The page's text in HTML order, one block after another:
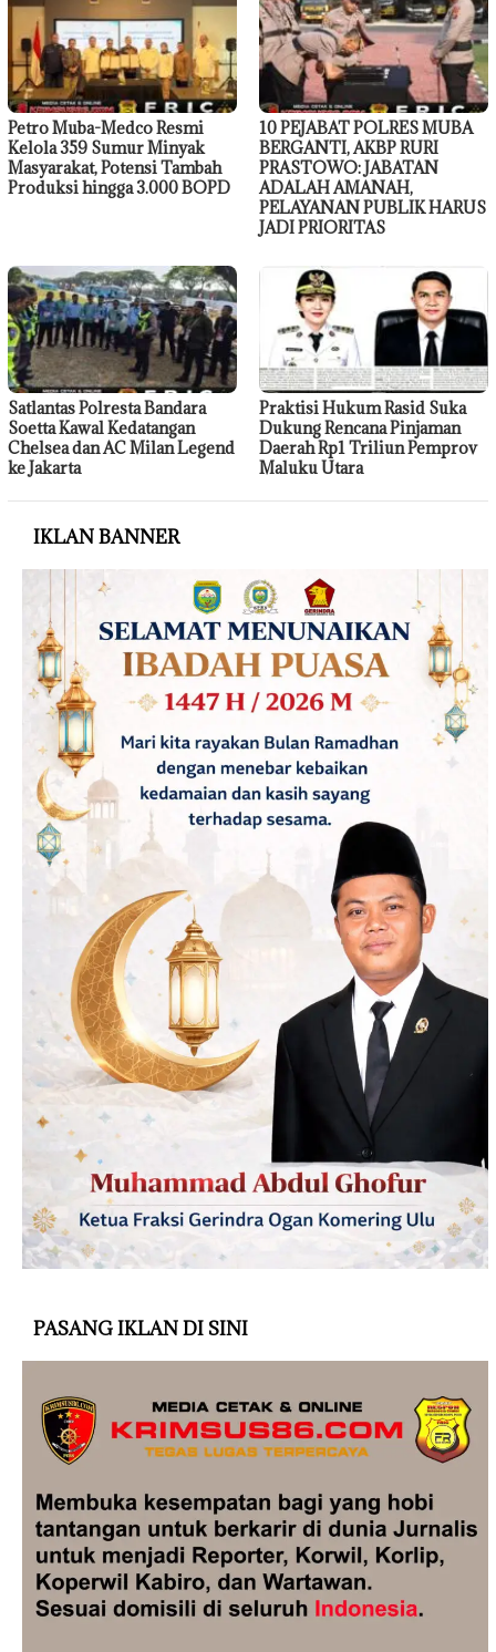
Petro Muba-Medco Resmi
Kelola 359 Sumur Minyak
Masyarakat, Potensi Tambah
Produksi hingga 3.000 BOPD
10 PEJABAT POLRES MUBA
BERGANTI, AKBP RURI
PRASTOWO: JABATAN
ADALAH AMANAH,
PELAYANAN PUBLIK HARUS
JADI PRIORITAS
Satlantas Polresta Bandara
Soetta Kawal Kedatangan
Chelsea dan AC Milan Legend
ke Jakarta
Praktisi Hukum Rasid Suka
Dukung Rencana Pinjaman
Daerah Rp1 Triliun Pemprov
Maluku Utara
IKLAN BANNER
PASANG IKLAN DI SINI